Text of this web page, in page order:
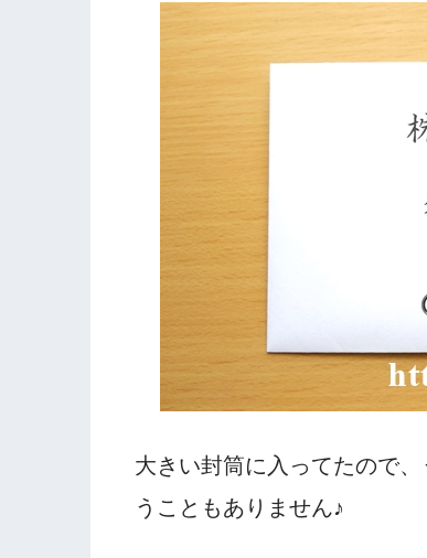
大きい封筒に入ってたので
うこともありません♪